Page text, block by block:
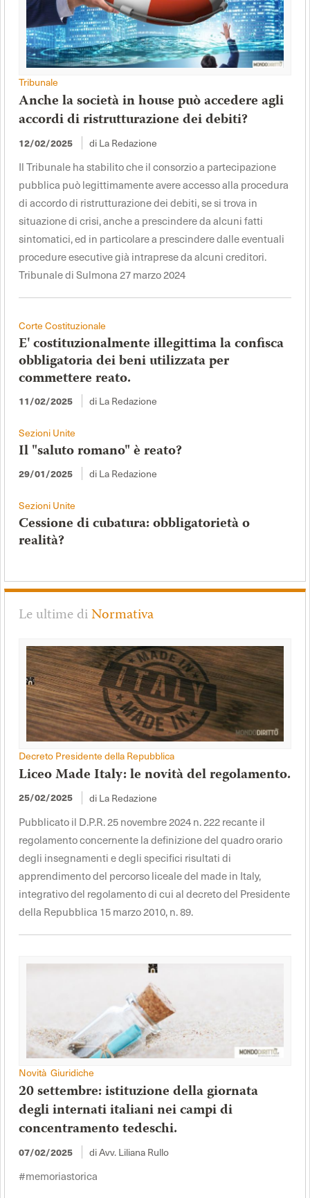
Tribunale
Anche la società in house può accedere agli
accordi di ristrutturazione dei debiti?
12/02/2025 di La Redazione
Il Tribunale ha stabilito che il consorzio a partecipazione
pubblica può legittimamente avere accesso alla procedura
di accordo di ristrutturazione dei debiti, se si trova in
situazione di crisi, anche a prescindere da alcuni fatti
sintomatici, ed in particolare a prescindere dalle eventuali
procedure esecutive già intraprese da alcuni creditori.
Tribunale di Sulmona 27 marzo 2024
Corte Costituzionale
E' costituzionalmente illegittima la confisca
obbligatoria dei beni utilizzata per
commettere reato.
11/02/2025 di La Redazione
Sezioni Unite
Il "saluto romano" è reato?
29/01/2025 di La Redazione
Sezioni Unite
Cessione di cubatura: obbligatorietà o
realità?
Le ultime diNormativa
Decreto Presidente della Repubblica
Liceo Made Italy: le novità del regolamento.
25/02/2025 di La Redazione
Pubblicato il D.P.R. 25 novembre 2024 n. 222 recante il
regolamento concernente la definizione del quadro orario
degli insegnamenti e degli specifici risultati di
apprendimento del percorso liceale del made in Italy,
integrativo del regolamento di cui al decreto del Presidente
della Repubblica 15 marzo 2010, n. 89.
Novità Giuridiche
20 settembre: istituzione della giornata
degli internati italiani nei campi di
concentramento tedeschi.
07/02/2025 di Avv. Liliana Rullo
#memoriastorica